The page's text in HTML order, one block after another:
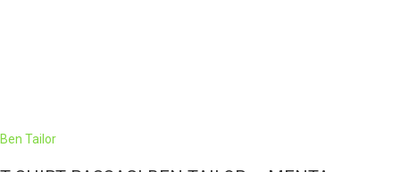
Ben Tailor